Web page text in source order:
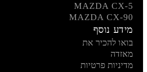
MAZDA CX-5
MAZDA CX-90
מידע נוסף
בואו להכיר את
מאזדה
מדיניות פרטיות